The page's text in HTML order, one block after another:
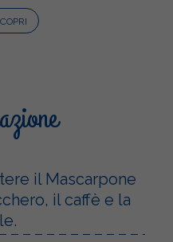
il Mascarpone
il caffè e la